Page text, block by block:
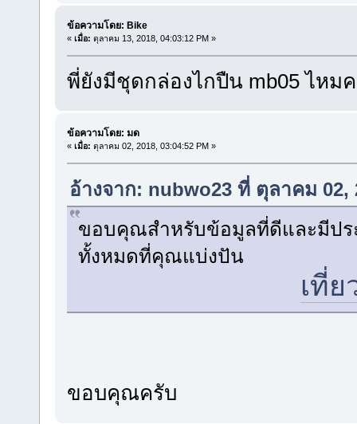
ข้อความโดย: Bike
« เมื่อ: ตุลาคม 13, 2018, 04:03:12 PM »
พี่ยังมีชุดกล่องไกปืน mb05 ไหม
ข้อความโดย: มด
« เมื่อ: ตุลาคม 02, 2018, 03:04:52 PM »
อ้างจาก: nubwo23 ที่ ตุลาคม 02,
ขอบคุณสำหรับข้อมูลที่ดีและมีปร
ทั้งหมดที่คุณแบ่งปัน
เที่
ขอบคุณครับ